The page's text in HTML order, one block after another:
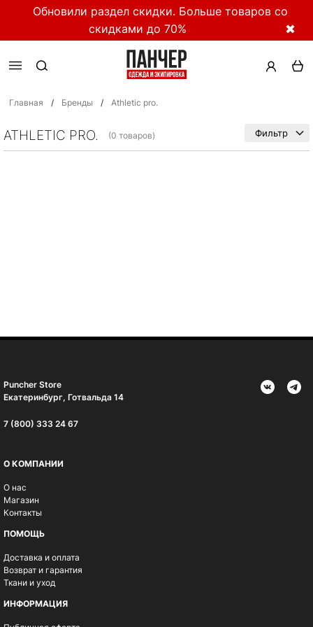
Обновили раздел скидки. Больше товаров со
скидками до 70%
✖
Главная / Бренды / Athletic pro.
ATHLETIC PRO. (0 товаров) Фильтр
Puncher Store
Екатеринбург, Готвальда 14
7 (800) 333 24 67
О КОМПАНИИ
О нас
Магазин
Контакты
ПОМОЩЬ
Доставка и оплата
Возврат и гарантия
Ткани и уход
ИНФОРМАЦИЯ